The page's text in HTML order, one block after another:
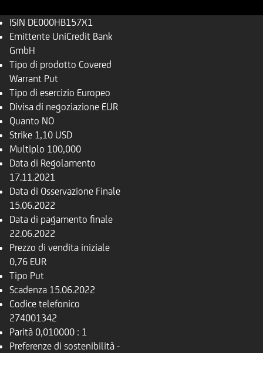
ISIN DE000HB157X1
Emittente UniCredit Bank
GmbH
Tipo di prodotto Covered
Warrant Put
Tipo di esercizio Europeo
Divisa di negoziazione EUR
Quanto NO
Strike 1,10 USD
Multiplo 100,000
Data di Regolamento
17.11.2021
Data di Osservazione Finale
15.06.2022
Data di pagamento finale
22.06.2022
Prezzo di vendita iniziale
0,76 EUR
Tipo Put
Scadenza 15.06.2022
Codice telefonico
274001342
Parità 0,010000 : 1
Preferenze di sostenibilità -